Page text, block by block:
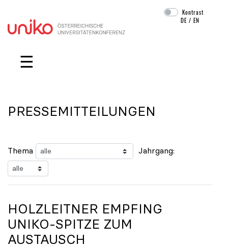
Navigation überspringen
Kontrast
DE /EN
☰
PRESSEMITTEILUNGEN
Thema Jahrgang:
HOLZLEITNER EMPFING
UNIKO-SPITZE ZUM
AUSTAUSCH